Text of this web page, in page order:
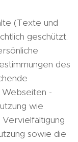
(Texte und
geschützt.
des
-
wie
sowie die